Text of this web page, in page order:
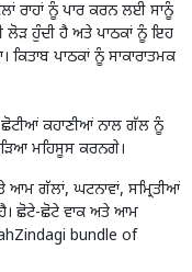
ਰਾਹਾਂ ਨੂੰ ਪਾਰ ਕਰਨ ਲਈ ਸਾਨੂੰ
ਲੋੜ ਹੁੰਦੀ ਹੈ ਅਤੇ ਪਾਠਕਾਂ ਨੂੰ ਇਹ
ਪਾਠਕਾਂ ਨੂੰ ਸਾਕਾਰਾਤਮਕ
ਛੋਟੀਆਂ ਕਹਾਣੀਆਂ ਨਾਲ ਗੱਲ ਨੂੰ
ਮਹਿਸੂਸ ਕਰਨਗੇ।
ਆਮ ਗੱਲਾਂ, ਘਟਨਾਵਾਂ, ਸਮ੍ਰਿਤੀਆਂ
ਛੋਟੇ-ਛੋਟੇ ਵਾਕ ਅਤੇ ਆਮ
bundle of